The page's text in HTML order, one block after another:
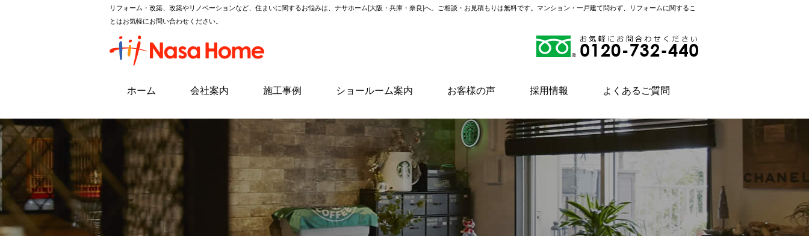
リフォーム・改築、改築やリノベーションなど、住まいに関するお悩みは、ナサホーム[大阪・兵庫・奈良]へ。ご相談・お見積もりは無料です。マンション・一戸建て問わず、リフォームに関するこ
とはお気軽にお問い合わせください。
ホーム 会社案内 施工事例 ショールーム案内 お客様の声 採用情報 よくあるご質問